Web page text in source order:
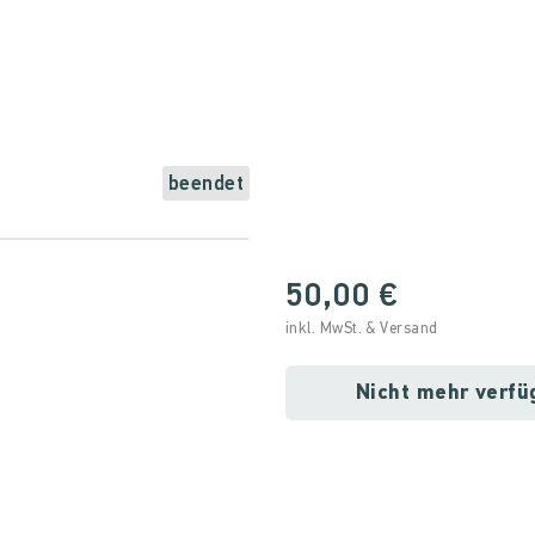
beendet
50,00 €
inkl. MwSt. & Versand
Nicht mehr